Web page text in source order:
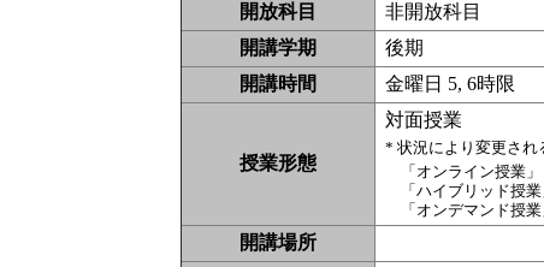
開放科目
非開放科目
開講学期
後期
開講時間
金曜日 5, 6時限
授業形態
対面授業
* 状況により変更され
「オンライン授業
「ハイブリッド授
「オンデマンド授
開講場所